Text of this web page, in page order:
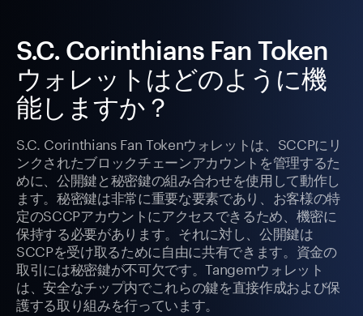
S.C. Corinthians Fan Token
ウォレットはどのように機
能しますか？
S.C. Corinthians Fan Tokenウォレットは、SCCPにリ
ンクされたブロックチェーンアカウントを管理するた
めに、公開鍵と秘密鍵の組み合わせを使用して動作し
ます。秘密鍵は非常に重要な要素であり、お客様の特
定のSCCPアカウントにアクセスできるため、機密に
保持する必要があります。それに対し、公開鍵は
SCCPを受け取るために自由に共有できます。資金の
取引には秘密鍵が不可欠です。Tangemウォレット
は、安全なチップ内でこれらの鍵を直接作成および保
護する取り組みを行っています。